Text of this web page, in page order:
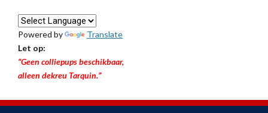
Powered by
Translate
Let op:
“Geen colliepups beschikbaar,
alleen dekreu Tarquin.”